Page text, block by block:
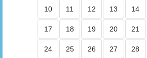
10 11 12 13 14
17 18 19 20 21
24 25 26 27 28